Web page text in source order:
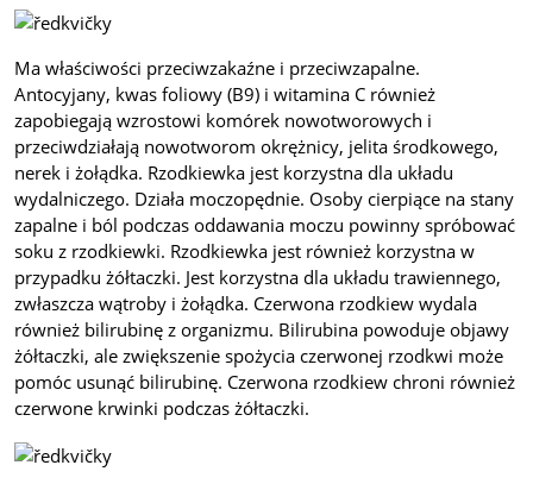
Ma właściwości przeciwzakaźne i przeciwzapalne.
Antocyjany, kwas foliowy (B9) i witamina C również
zapobiegają wzrostowi komórek nowotworowych i
przeciwdziałają nowotworom okrężnicy, jelita środkowego,
nerek i żołądka. Rzodkiewka jest korzystna dla układu
wydalniczego. Działa moczopędnie. Osoby cierpiące na stany
zapalne i ból podczas oddawania moczu powinny spróbować
soku z rzodkiewki. Rzodkiewka jest również korzystna w
przypadku żółtaczki. Jest korzystna dla układu trawiennego,
zwłaszcza wątroby i żołądka. Czerwona rzodkiew wydala
również bilirubinę z organizmu. Bilirubina powoduje objawy
żółtaczki, ale zwiększenie spożycia czerwonej rzodkwi może
pomóc usunąć bilirubinę. Czerwona rzodkiew chroni również
czerwone krwinki podczas żółtaczki.